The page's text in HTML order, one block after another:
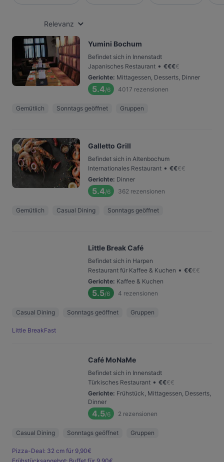
Relevanz
Yumini Bochum
Befindet sich in Innenstadt
Japanisches Restaurant • €€€€
Gerichte: Mittagessen, Desserts, Dinner
5.4/6 4017 rezensionen
Gemütlich Sonntags geöffnet Gruppen
Galletto Grill
Befindet sich in Altenbochum
Internationales Restaurant • €€€€
Gerichte: Dinner
5.4/6 362 rezensionen
Gemütlich Casual Dining Sonntags geöffnet
Little Break Café
Befindet sich in Harpen
Restaurant für Kaffee & Kuchen • €€€€
Gerichte: Kaffee & Kuchen
5.5/6 4 rezensionen
Casual Dining Sonntags geöffnet Gruppen
Little BreakFast
Café MoNaMe
Befindet sich in Innenstadt
Türkisches Restaurant • €€€€
Gerichte: Frühstück, Mittagessen, Desserts,
Dinner
4.5/6 2 rezensionen
Casual Dining Sonntags geöffnet Gruppen
Pizza-Deal: 32 cm für 9,90€